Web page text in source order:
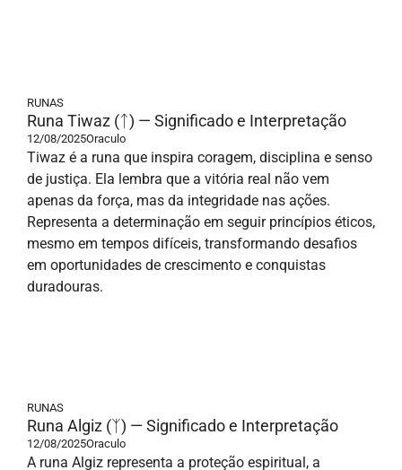
RUNAS
Runa Tiwaz (ᛏ) — Significado e Interpretação
12/08/2025Oraculo
Tiwaz é a runa que inspira coragem, disciplina e senso
de justiça. Ela lembra que a vitória real não vem
apenas da força, mas da integridade nas ações.
Representa a determinação em seguir princípios éticos,
mesmo em tempos difíceis, transformando desafios
em oportunidades de crescimento e conquistas
duradouras.
RUNAS
Runa Algiz (ᛉ) — Significado e Interpretação
12/08/2025Oraculo
A runa Algiz representa a proteção espiritual, a